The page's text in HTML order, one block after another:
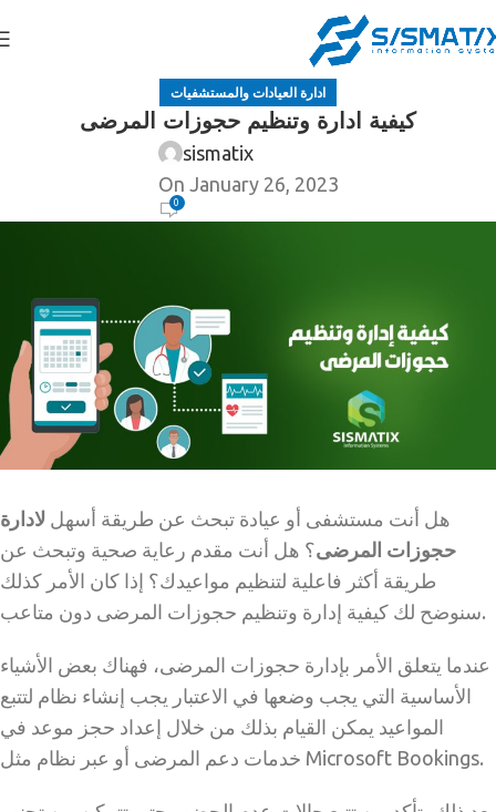
ادارة العيادات والمستشفيات
كيفية ادارة وتنظيم حجوزات المرضى
sismatix
On January 26, 2023
0
هل أنت مستشفى أو عيادة تبحث عن طريقة أسهل لادارة
حجوزات المرضى؟ هل أنت مقدم رعاية صحية وتبحث عن
طريقة أكثر فاعلية لتنظيم مواعيدك؟ إذا كان الأمر كذلك
سنوضح لك كيفية إدارة وتنظيم حجوزات المرضى دون متاعب.
عندما يتعلق الأمر بإدارة حجوزات المرضى، فهناك بعض الأشياء
الأساسية التي يجب وضعها في الاعتبار يجب إنشاء نظام لتتبع
المواعيد يمكن القيام بذلك من خلال إعداد حجز موعد في
خدمات دعم المرضى أو عبر نظام مثل Microsoft Bookings.